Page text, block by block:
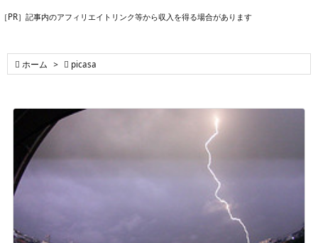
［PR］記事内のアフィリエイトリンク等から収入を得る場合があります
 ホーム >  picasa